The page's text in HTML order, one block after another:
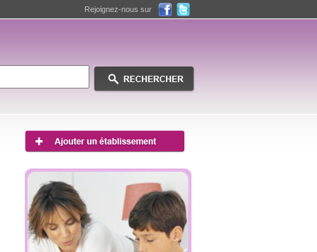
Rejoignez-nous sur